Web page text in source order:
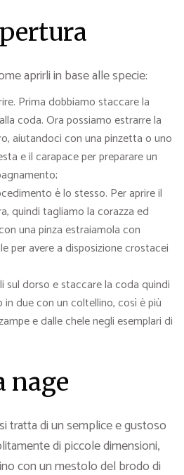
aprirli in base alle specie:
Prima dobbiamo staccare la
coda. Ora possiamo estrarre la
aiutandoci con una pinzetta o uno
e il carapace per preparare un
è lo stesso. Per aprire il
quindi tagliamo la corazza ed
una pinza estraiamola con
per avere a disposizione crostacei
sul dorso e staccare la coda quindi
due con un coltellino, così è più
e dalle chele negli esemplari di
nage
tratta di un semplice e gustoso
di piccole dimensioni,
con un mestolo del brodo di